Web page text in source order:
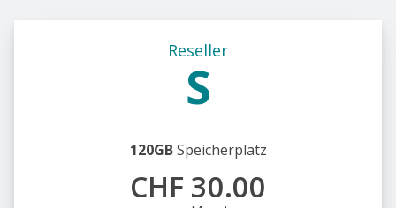
Reseller
S
120GB Speicherplatz
CHF 30.00